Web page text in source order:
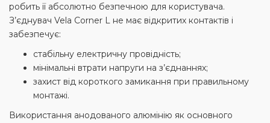
робить її абсолютно безпечною для користувача.
З’єднувач Vela Corner L не має відкритих контактів і
забезпечує:
стабільну електричну провідність;
мінімальні втрати напруги на з’єднаннях;
захист від короткого замикання при правильному
монтажі.
Використання анодованого алюмінію як основного